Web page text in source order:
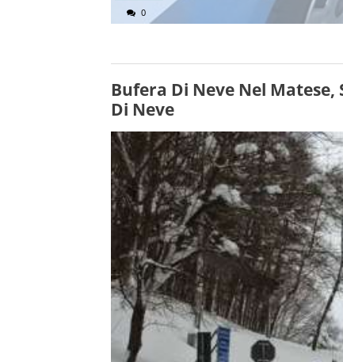
0
Bufera Di Neve Nel Matese,
Di Neve